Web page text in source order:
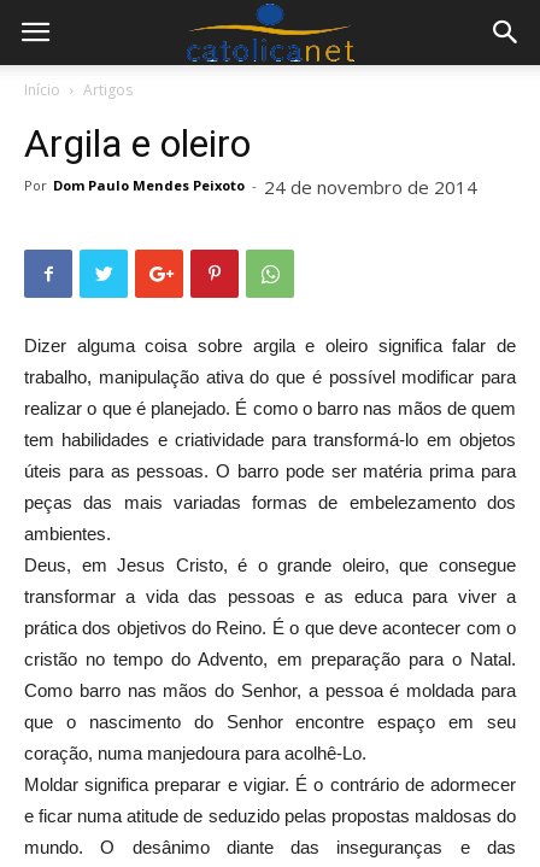
Início Artigos
Argila e oleiro
Por Dom Paulo Mendes Peixoto - 24 de novembro de 2014
Dizer alguma coisa sobre argila e oleiro significa falar de
trabalho, manipulação ativa do que é possível modificar para
realizar o que é planejado. É como o barro nas mãos de quem
tem habilidades e criatividade para transformá-lo em objetos
úteis para as pessoas. O barro pode ser matéria prima para
peças das mais variadas formas de embelezamento dos
ambientes.
Deus, em Jesus Cristo, é o grande oleiro, que consegue
transformar a vida das pessoas e as educa para viver a
prática dos objetivos do Reino. É o que deve acontecer com o
cristão no tempo do Advento, em preparação para o Natal.
Como barro nas mãos do Senhor, a pessoa é moldada para
que o nascimento do Senhor encontre espaço em seu
coração, numa manjedoura para acolhê-Lo.
Moldar significa preparar e vigiar. É o contrário de adormecer
e ficar numa atitude de seduzido pelas propostas maldosas do
mundo. O desânimo diante das inseguranças e das